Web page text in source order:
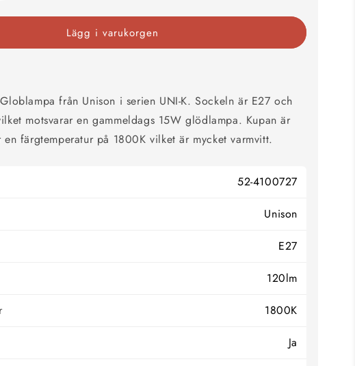
dimbar
Lägg i varukorgen
från Unison i serien UNI-K. Sockeln är E27 och
motsvarar en gammeldags 15W glödlampa. Kupan är
färgtemperatur på 1800K vilket är mycket varmvitt.
52-4100727
Unison
E27
120lm
1800K
Ja